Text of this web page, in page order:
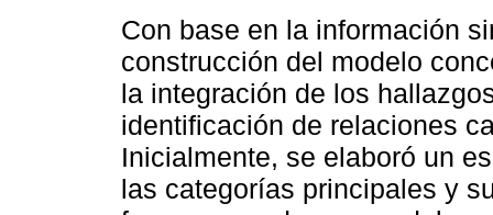
Con base en la información
construcción del modelo
la integración de los
identificación de relaciones
Inicialmente, se elaboró un
las categorías principales y